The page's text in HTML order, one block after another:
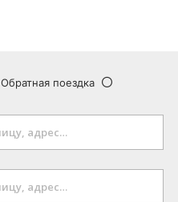
Обратная поездка